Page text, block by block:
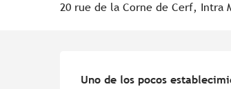
20 rue de la Corne de Cerf, Intra
Uno de los pocos